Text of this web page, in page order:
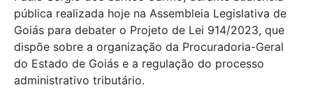
pública realizada hoje na Assembleia Legislativa de
Goiás para debater o Projeto de Lei 914/2023, que
dispõe sobre a organização da Procuradoria-Geral
do Estado de Goiás e a regulação do processo
administrativo tributário.